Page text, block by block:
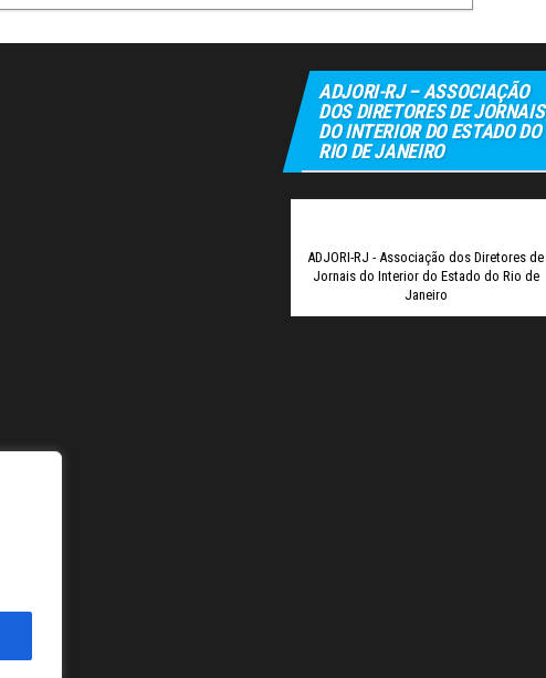
ADJORI-RJ – ASSOCIAÇÃO
DOS DIRETORES DE JORNAIS
DO INTERIOR DO ESTADO DO
RIO DE JANEIRO
ADJORI-RJ - Associação dos Diretores de
Jornais do Interior do Estado do Rio de
Janeiro